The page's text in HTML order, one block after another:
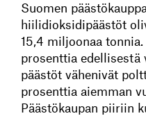
Suomen
hiilidioksidipäästöt
15,4 miljoonaa
prosenttia edellisestä
päästöt vähenivät
prosenttia aiemman
Päästökaupan piiriin